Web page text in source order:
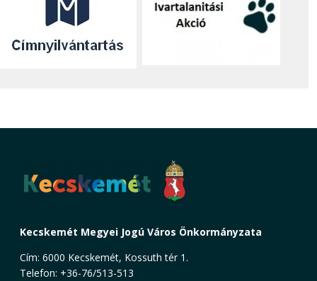
Kecskemét Megyei Jogú Város Önkormányzata
Cím: 6000 Kecskemét, Kossuth tér 1.
Telefon: +36-76/513-513